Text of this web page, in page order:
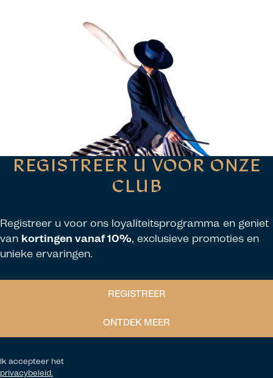
REGISTREER U VOOR ONZE
CLUB
Registreer u voor ons loyaliteitsprogramma en geniet
van kortingen vanaf 10%, exclusieve promoties en
unieke ervaringen.
REGISTREER
ONTDEK MEER
Ik accepteer het
privacybeleid.